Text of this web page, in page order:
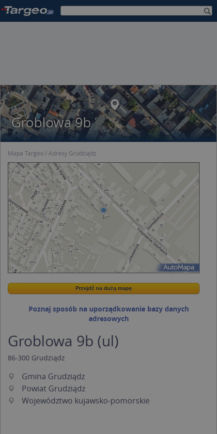
Groblowa 9b
Mapa Targeo Adresy Grudziądz
Wstaw tę mapkę na swoją stronę
Przejdź na dużą mapę
Przejdź na dużą mapę
Poznaj sposób na uporządkowanie bazy danych
adresowych
Groblowa 9b (ul)
86-300 Grudziądz
Gmina Grudziądz
Powiat Grudziądz
Województwo kujawsko-pomorskie